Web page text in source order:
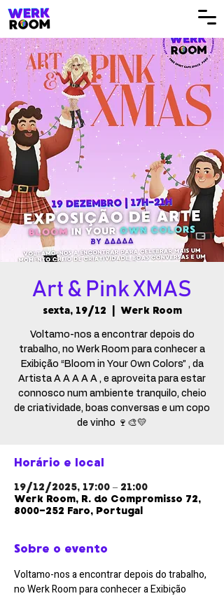
Art & Pink XMAS
sexta, 19/12 Werk Room
Voltamo-nos a encontrar depois do
trabalho, no Werk Room para conhecer a
Exibição “Bloom in Your Own Colors” , da
Artista A A A A A , e aproveita para estar
connosco num ambiente tranquilo, cheio
de criatividade, boas conversas e um copo
de vinho 🍷🎨💛
Horário e local
19/12/2025, 17:00 – 21:00
Werk Room, R. do Compromisso 72,
8000-252 Faro, Portugal
Sobre o evento
Voltamo-nos a encontrar depois do trabalho,
no Werk Room para conhecer a Exibição